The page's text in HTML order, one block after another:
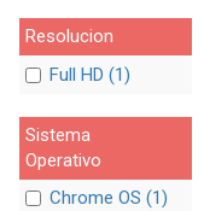
Resolucion
Full HD (1)
Sistema
Operativo
Chrome OS (1)